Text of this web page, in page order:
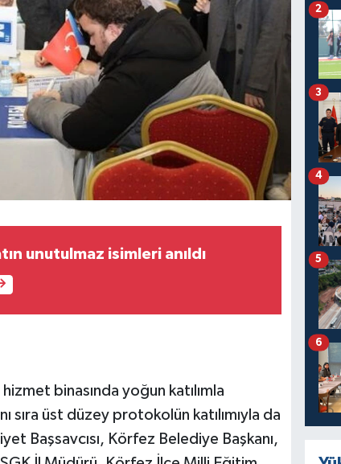
unutulmaz isimleri anıldı
binasında yoğun katılımla
sıra üst düzey protokolün katılımıyla da
Başsavcısı, Körfez Belediye Başkanı,
2
3
4
5
6